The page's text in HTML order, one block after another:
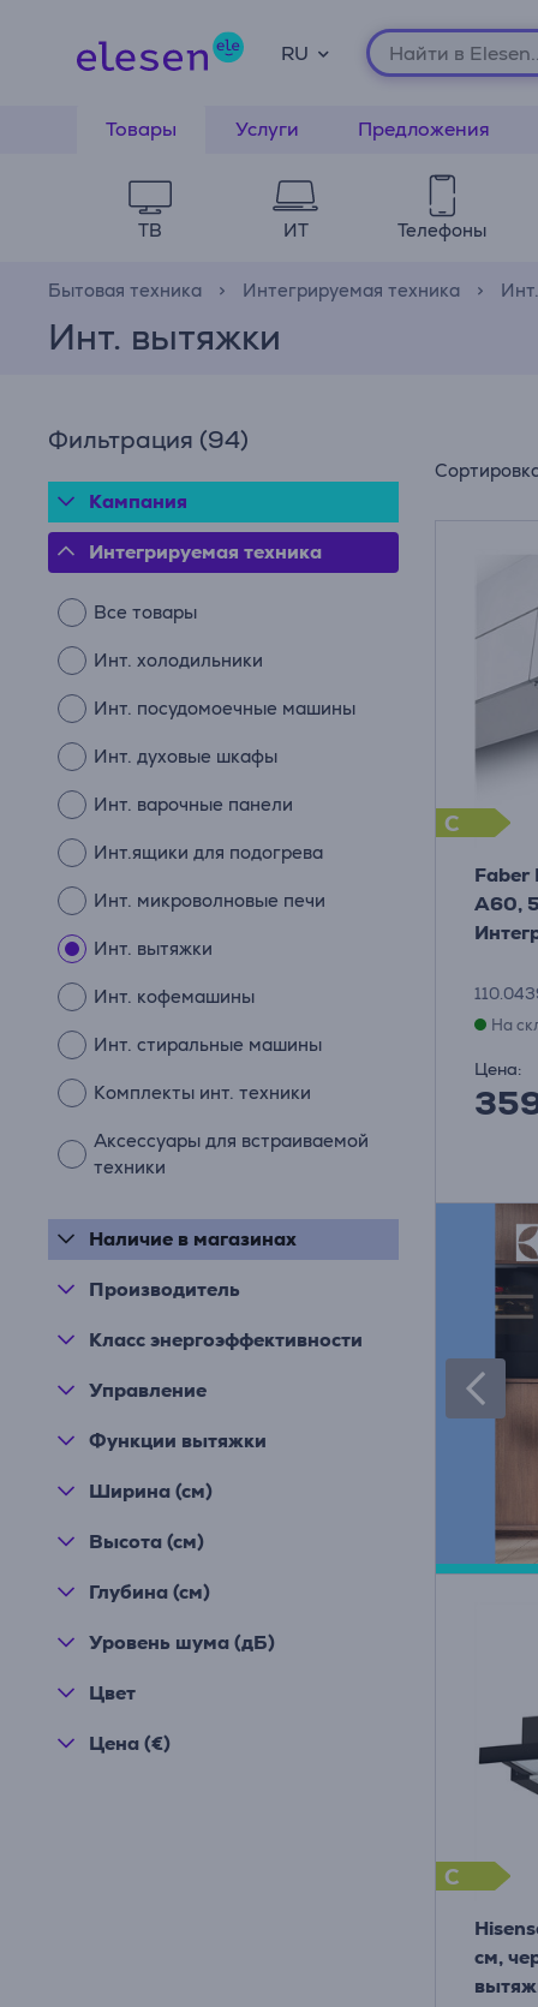
RU
Товары Услуги Предложения
ТВ ИТ Телефоны
Бытовая техника Интегрируемая техника
Инт. вытяжки
Фильтрация (94)
Кампания
Интегрируемая техника
Все товары
Инт. холодильники
Инт. посудомоечные машины
Инт. духовые шкафы
Инт. варочные панели
Инт.ящики для подогрева
Инт. микроволновые печи
Инт. вытяжки
Инт. кофемашины
Инт. стиральные машины
Комплекты инт. техники
Аксессуары для встраиваемой
техники
Наличие в магазинах
Производитель
Класс энергоэффективности
Управление
Функции вытяжки
Ширина (см)
Высота (см)
Глубина (см)
Уровень шума (дБ)
Цвет
Цена (€)
C
Faber
A60,
На
Цена:
C
см,